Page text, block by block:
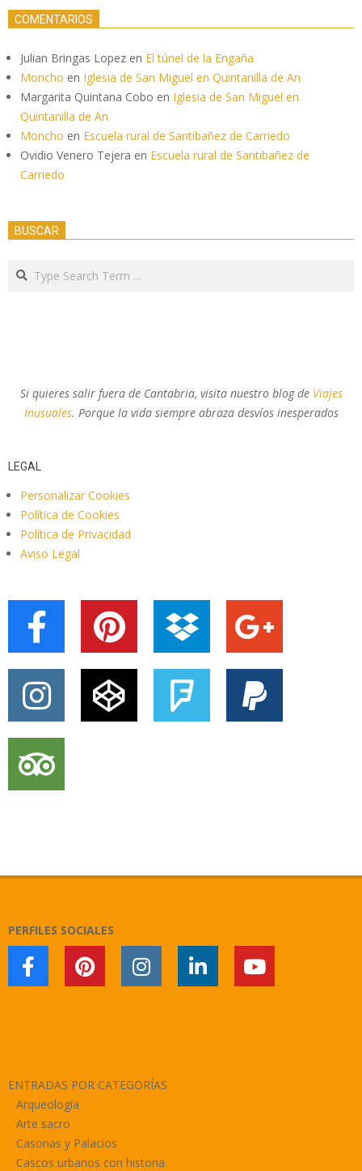
COMENTARIOS
Julian Bringas Lopez en El túnel de la Engaña
Moncho en Iglesia de San Miguel en Quintanilla de An
Margarita Quintana Cobo en Iglesia de San Miguel en
Quintanilla de An
Moncho en Escuela rural de Santibañez de Carriedo
Ovidio Venero Tejera en Escuela rural de Santibañez de
Carriedo
BUSCAR
Search
Si quieres salir fuera de Cantabria, visita nuestro blog de Viajes
Inusuales. Porque la vida siempre abraza desvíos inesperados
LEGAL
Personalizar Cookies
Política de Cookies
Política de Privacidad
Aviso Legal
PERFILES SOCIALES
ENTRADAS POR CATEGORÍAS
Arqueología
Arte sacro
Casonas y Palacios
Cascos urbanos con historia